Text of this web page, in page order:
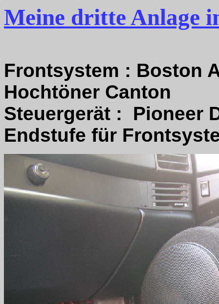
Meine dritte Anlage
Frontsystem : Boston
Hochtöner Canton
Steuergerät : Pioneer
Endstufe für